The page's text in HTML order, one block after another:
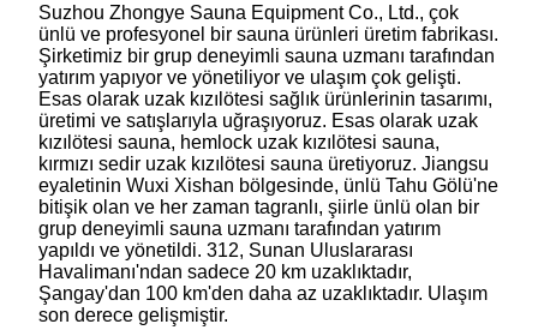
Suzhou Zhongye Sauna Equipment Co., Ltd., çok
ünlü ve profesyonel bir sauna ürünleri üretim fabrikası.
Şirketimiz bir grup deneyimli sauna uzmanı tarafından
yatırım yapıyor ve yönetiliyor ve ulaşım çok gelişti.
Esas olarak uzak kızılötesi sağlık ürünlerinin tasarımı,
üretimi ve satışlarıyla uğraşıyoruz. Esas olarak uzak
kızılötesi sauna, hemlock uzak kızılötesi sauna,
kırmızı sedir uzak kızılötesi sauna üretiyoruz. Jiangsu
eyaletinin Wuxi Xishan bölgesinde, ünlü Tahu Gölü'ne
bitişik olan ve her zaman tagranlı, şiirle ünlü olan bir
grup deneyimli sauna uzmanı tarafından yatırım
yapıldı ve yönetildi. 312, Sunan Uluslararası
Havalimanı'ndan sadece 20 km uzaklıktadır,
Şangay'dan 100 km'den daha az uzaklıktadır. Ulaşım
son derece gelişmiştir.